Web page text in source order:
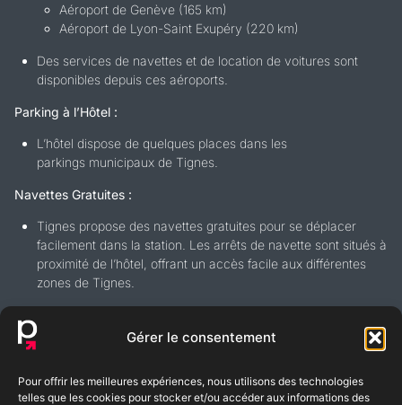
Gérer le consentement
Pour offrir les meilleures expériences, nous utilisons des technologies
telles que les cookies pour stocker et/ou accéder aux informations des
Aéroport de Genève (165 km)
Aéroport de Lyon-Saint Exupéry (220 km)
Des services de navettes et de location de voitures sont
disponibles depuis ces aéroports.
Parking à l’Hôtel :
L’hôtel dispose de quelques places dans les
parkings municipaux de Tignes.
Navettes Gratuites :
Tignes propose des navettes gratuites pour se déplacer
facilement dans la station. Les arrêts de navette sont situés à
proximité de l’hôtel, offrant un accès facile aux différentes
zones de Tignes.
BLOGFAQ